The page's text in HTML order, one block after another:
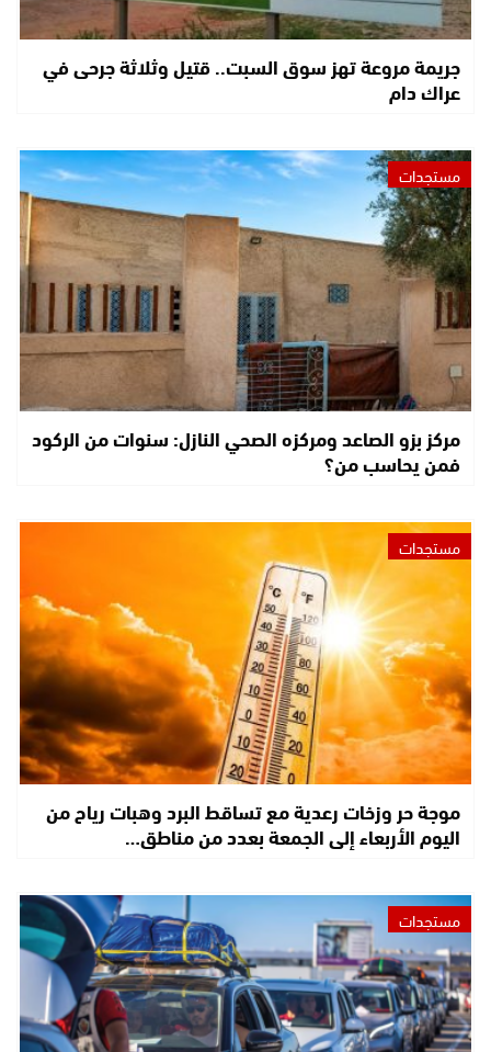
جريمة مروعة تهز سوق السبت.. قتيل وثلاثة جرحى في
عراك دام
مستجدات
مركز بزو الصاعد ومركزه الصحي النازل: سنوات من الركود
فمن يحاسب من؟
مستجدات
موجة حر وزخات رعدية مع تساقط البرد وهبات رياح من
اليوم الأربعاء إلى الجمعة بعدد من مناطق…
مستجدات